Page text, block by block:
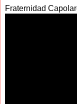
Fraternidad